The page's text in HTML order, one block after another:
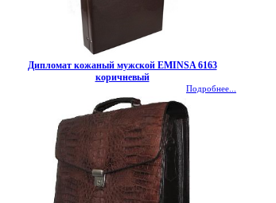
Дипломат кожаный мужской EMINSA 6163
коричневый
Подробнее...